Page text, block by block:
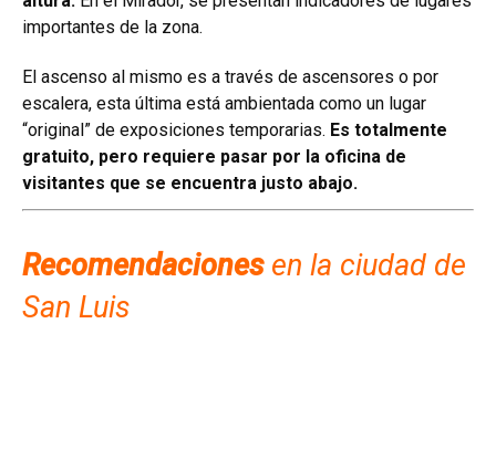
importantes de la zona.
El ascenso al mismo es a través de ascensores o por
escalera, esta última está ambientada como un lugar
“original” de exposiciones temporarias. Es totalmente
gratuito, pero requiere pasar por la oficina de
visitantes que se encuentra justo abajo.
Recomendacionesen la ciudad de
San Luis